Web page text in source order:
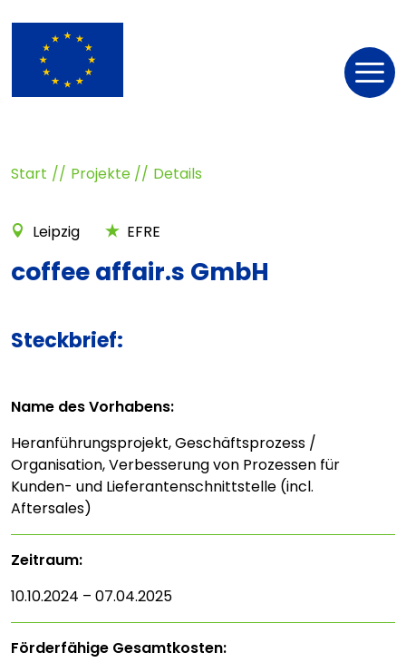
Start Projekte Details
Leipzig EFRE
coffee affair.s GmbH
Steckbrief:
Name des Vorhabens:
Heranführungsprojekt, Geschäftsprozess /
Organisation, Verbesserung von Prozessen für
Kunden- und Lieferantenschnittstelle (incl.
Aftersales)
Zeitraum:
10.10.2024 – 07.04.2025
Förderfähige Gesamtkosten: